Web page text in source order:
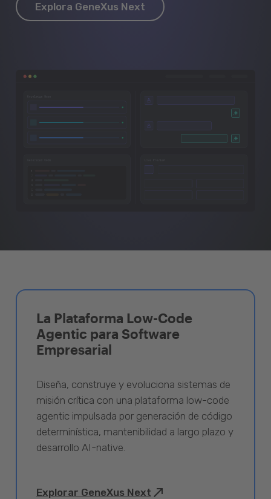
Explora GeneXus Next
La Plataforma Low-Code
Agentic para Software
Empresarial
Diseña, construye y evoluciona sistemas de
misión crítica con una plataforma low-code
agentic impulsada por generación de código
determinística, mantenibilidad a largo plazo y
desarrollo AI-native.
Explorar GeneXus Next